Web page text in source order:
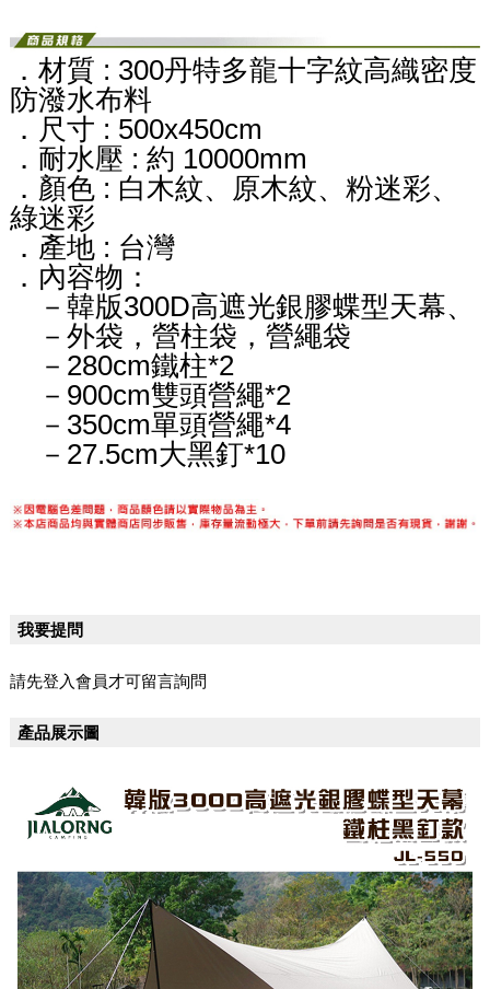
．材質 : 300丹特多龍十字紋高織密度
防潑水布料
．尺寸 : 500x450cm
．耐水壓 : 約 10000mm
．顏色 : 白木紋、原木紋、粉迷彩、
綠迷彩
．產地 : 台灣
．內容物：
－韓版300D高遮光銀膠蝶型天幕、
－外袋，營柱袋，營繩袋
－280cm鐵柱*2
－900cm雙頭營繩*2
－350cm單頭營繩*4
－27.5cm大黑釘*10
我要提問
請先登入會員才可留言詢問
產品展示圖